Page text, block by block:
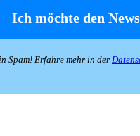
Spam! Erfahre mehr in der